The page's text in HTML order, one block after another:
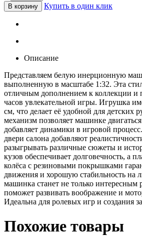
В корзину Купить в один клик
Описание
Представляем белую инерционную
выполненную в масштабе 1:32. Эта
отличным дополнением к коллекции и
часов увлекательной игры. Игрушка
см, что делает её удобной для детских
механизм позволяет машинке
добавляет динамики в игровой
двери салона добавляют
разыгрывать различные сюжеты и
кузов обеспечивает долговечность, а
колёса с резиновыми покрышками
движения и хорошую стабильность на
машинка станет не только интересным
поможет развивать воображение и
Идеальна для ролевых игр и создания
Похожие товары